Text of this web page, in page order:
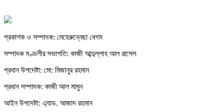
প্রকাশক ও সম্পাদক: মেহেরুন্নেছা বেগম
সম্পাদক মণ্ডলীর সভাপতি: কাজী আব্দুল্লাহ আল রাসেল
প্রধান উপদেষ্টা: মো: মিজানুর রহমান
প্রধান সম্পাদক: কাজী আল মামুন
আইন উপদেষ্টা: এ্যাড. আজাদ রহমান